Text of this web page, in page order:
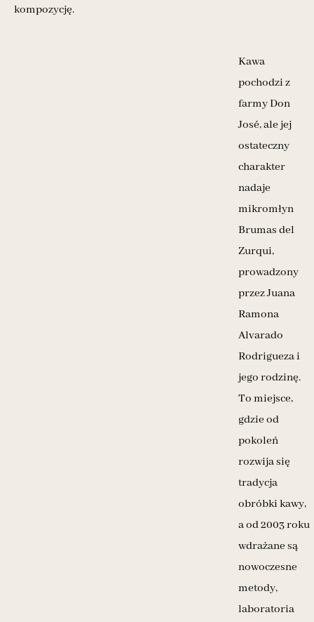
kompozycję.
Kawa
pochodzi z
farmy Don
José, ale jej
ostateczny
charakter
nadaje
mikromłyn
Brumas del
Zurqui,
prowadzony
przez Juana
Ramona
Alvarado
Rodrigueza i
jego rodzinę.
To miejsce,
gdzie od
pokoleń
rozwija się
tradycja
obróbki kawy,
a od 2003 roku
wdrażane są
nowoczesne
metody,
laboratoria